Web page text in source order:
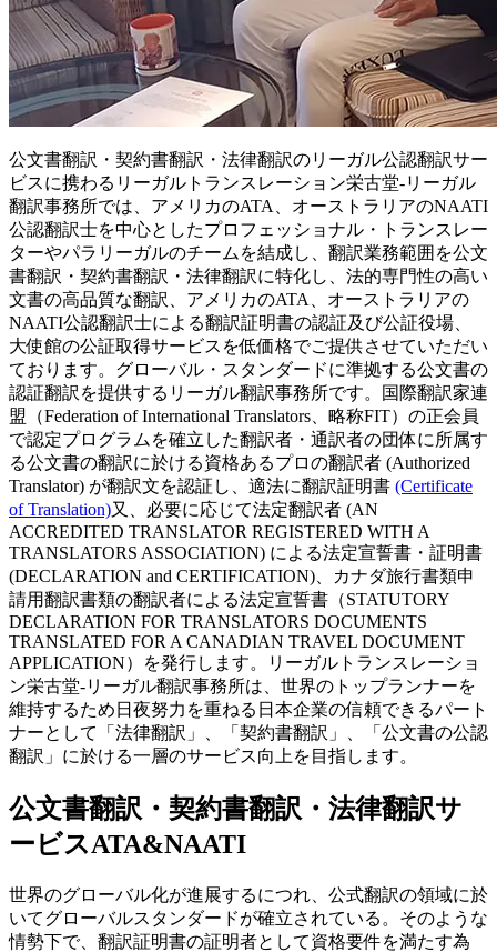
公文書翻訳・契約書翻訳・法律翻訳のリーガル公認翻訳サー
ビスに携わるリーガルトランスレーション栄古堂-リーガル
翻訳事務所では、アメリカのATA、オーストラリアのNAATI
公認翻訳士を中心としたプロフェッショナル・トランスレー
ターやパラリーガルのチームを結成し、翻訳業務範囲を公文
書翻訳・契約書翻訳・法律翻訳に特化し、法的専門性の高い
文書の高品質な翻訳、アメリカのATA、オーストラリアの
NAATI公認翻訳士による翻訳証明書の認証及び公証役場、
大使館の公証取得サービスを低価格でご提供させていただい
ております。グローバル・スタンダードに準拠する公文書の
認証翻訳を提供するリーガル翻訳事務所です。国際翻訳家連
盟（Federation of International Translators、略称FIT）の正会員
で認定プログラムを確立した翻訳者・通訳者の団体に所属す
る公文書の翻訳に於ける資格あるプロの翻訳者 (Authorized
Translator) が翻訳文を認証し、適法に翻訳証明書 (Certificate
of Translation)又、必要に応じて法定翻訳者 (AN
ACCREDITED TRANSLATOR REGISTERED WITH A
TRANSLATORS ASSOCIATION) による法定宣誓書・証明書
(DECLARATION and CERTIFICATION)、カナダ旅行書類申
請用翻訳書類の翻訳者による法定宣誓書（STATUTORY
DECLARATION FOR TRANSLATORS DOCUMENTS
TRANSLATED FOR A CANADIAN TRAVEL DOCUMENT
APPLICATION）を発行します。リーガルトランスレーショ
ン栄古堂-リーガル翻訳事務所は、世界のトップランナーを
維持するため日夜努力を重ねる日本企業の信頼できるパート
ナーとして「法律翻訳」、「契約書翻訳」、「公文書の公認
翻訳」に於ける一層のサービス向上を目指します。
公文書翻訳・契約書翻訳・法律翻訳サ
ービスATA&NAATI
世界のグローバル化が進展するにつれ、公式翻訳の領域に於
いてグローバルスタンダードが確立されている。そのような
情勢下で、翻訳証明書の証明者として資格要件を満たす為